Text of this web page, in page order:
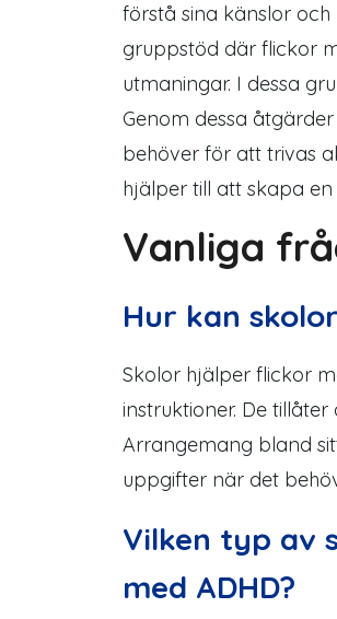
förstå sina känslor
gruppstöd där flickor
utmaningar. I dessa
Genom dessa
behöver för att trivas
hjälper till att skapa
Vanliga
Hur kan skolor
Skolor hjälper flickor
instruktioner. De
Arrangemang bland
uppgifter när det
Vilken typ av
med ADHD?